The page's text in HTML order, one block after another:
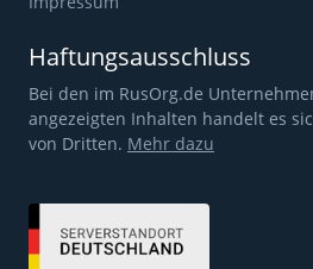
Haftungsausschluss
Bei den im RusOrg.de
angezeigten Inhalten handelt es
von Dritten. Mehr dazu